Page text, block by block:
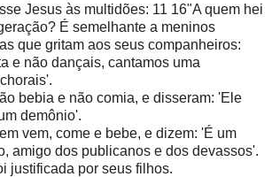
Jesus às multidões: 11 16"A quem hei
É semelhante a meninos
que gritam aos seus companheiros:
e não dançais, cantamos uma
bebia e não comia, e disseram: 'Ele
demônio'.
vem, come e bebe, e dizem: 'É um
amigo dos publicanos e dos devassos'.
justificada por seus filhos.